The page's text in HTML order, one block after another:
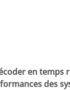
en temps
des